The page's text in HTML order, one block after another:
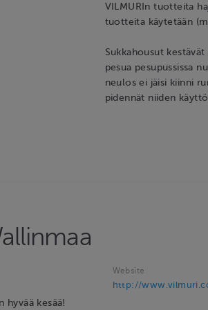
VILMURIn tuotteita
tuotteita käytetään
Sukkahousut
pesua pesupussissa
neulos ei jäisi kiinni
pidennät niiden
kesää!
Website
http://